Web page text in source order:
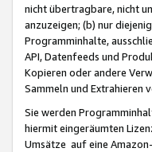
nicht übertragbare, nicht
anzuzeigen; (b) nur
Programminhalte,
API, Datenfeeds und
Kopieren oder andere
Sammeln und Extrahieren
Sie werden
hiermit eingeräumten
Umsätze auf eine